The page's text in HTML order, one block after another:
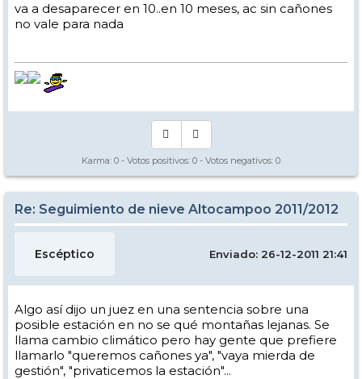
va a desaparecer en 10..en 10 meses, ac sin cañones
no vale para nada
Karma: 0 - Votos positivos: 0 - Votos negativos: 0
Re: Seguimiento de nieve Altocampoo 2011/2012
Escéptico Enviado: 26-12-2011 21:41
Algo así dijo un juez en una sentencia sobre una
posible estación en no se qué montañas lejanas. Se
llama cambio climático pero hay gente que prefiere
llamarlo "queremos cañones ya", "vaya mierda de
gestión", "privaticemos la estación"...